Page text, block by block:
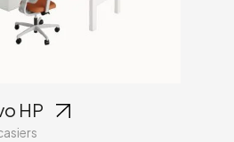
HP